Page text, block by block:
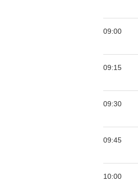
09:00
09:15
09:30
09:45
10:00